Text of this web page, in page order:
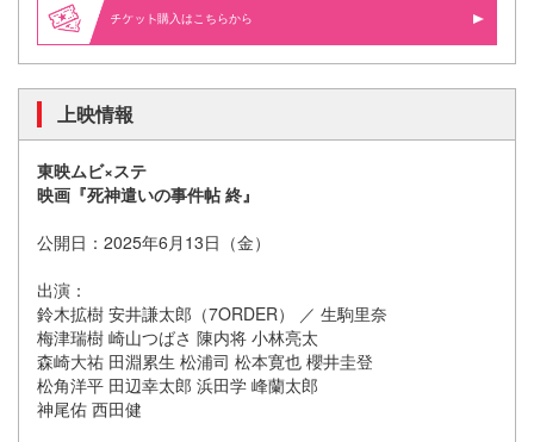
購入はこちらから
上映情報
東映ムビ×ステ
映画『死神遣いの事件帖 終』
公開日：2025年6月13日（金）
出演：
鈴木拡樹 安井謙太郎（7ORDER） ／ 生駒里奈
梅津瑞樹 崎山つばさ 陳内将 小林亮太
森崎大祐 田淵累生 松浦司 松本寛也 櫻井圭登
松角洋平 田辺幸太郎 浜田学 峰蘭太郎
神尾佑 西田健